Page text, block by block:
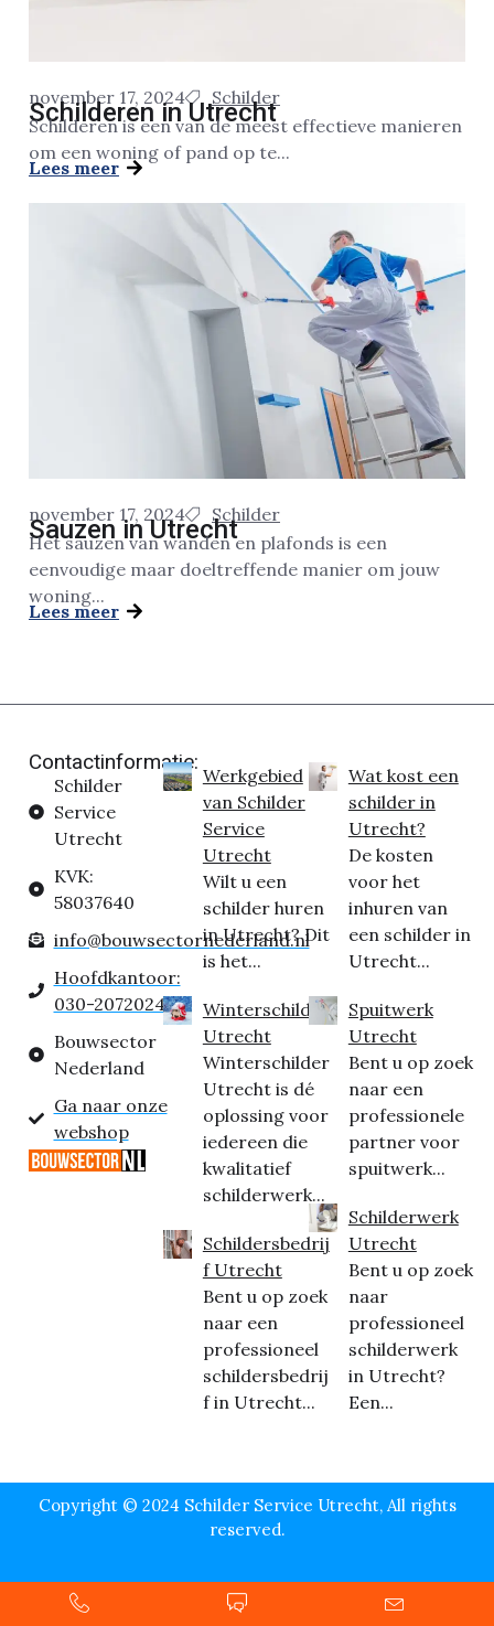
november 17, 2024 Schilder
Schilderen in Utrecht
Schilderen is een van de meest effectieve manieren
om een woning of pand op te...
Lees meer
november 17, 2024 Schilder
Sauzen in Utrecht
Het sauzen van wanden en plafonds is een
eenvoudige maar doeltreffende manier om jouw
woning...
Lees meer
Contactinformatie:
Schilder
Service
Utrecht
KVK:
58037640
info@bouwsectornederland.nl
Hoofdkantoor:
030-2072024
Bouwsector
Nederland
Ga naar onze
webshop
Werkgebied
van Schilder
Service
Utrecht
Wilt u een
schilder huren
in Utrecht? Dit
is het...
Winterschilder
Utrecht
Winterschilder
Utrecht is dé
oplossing voor
iedereen die
kwalitatief
schilderwerk...
Schildersbedrij
f Utrecht
Bent u op zoek
naar een
professioneel
schildersbedrij
f in Utrecht...
Wat kost een
schilder in
Utrecht?
De kosten
voor het
inhuren van
een schilder in
Utrecht...
Spuitwerk
Utrecht
Bent u op zoek
naar een
professionele
partner voor
spuitwerk...
Schilderwerk
Utrecht
Bent u op zoek
naar
professioneel
schilderwerk
in Utrecht?
Een...
Copyright © 2024 Schilder Service Utrecht, All rights
reserved.